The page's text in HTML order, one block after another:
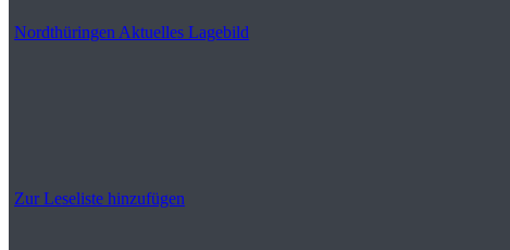
Nordthüringen Aktuelles Lagebild
Zur Leseliste hinzufügen